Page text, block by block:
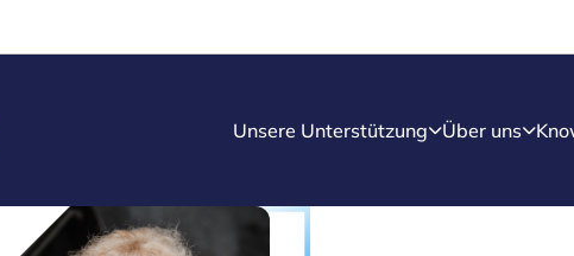
Unsere Unterstützung Über uns